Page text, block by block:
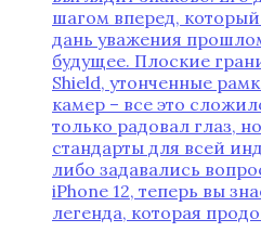
шагом вперед‚
дань уважения
будущее. Плоские
Shield‚ утонченные
камер – все это
только радовал глаз‚
стандарты для всей
либо задавались
iPhone 12‚ теперь вы
легенда‚ которая